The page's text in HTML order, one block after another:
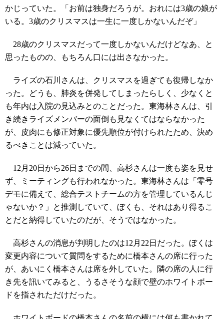
かじっていた。「お前は独身だろうが。おれには3歳の娘が
いる。3歳のクリスマスは一生に一度しかないんだぞ」
28歳のクリスマスだって一度しかないんだけどなあ、と
思ったものの、もちろん口には出さなかった。
ライズの石川さんは、クリスマスを過ぎても復帰しなか
った。どうも、肺炎を併発してしまったらしく、少なくと
も年内は入院の見込みとのことだった。東海林さんは、引
き続きライズメンバーの面倒も見なくてはならなかった
が、皮肉にも修正対象に優先順位が付けられたため、決め
るべきことは減っていた。
12月20日から26日までの間、高杉さんは一度も姿を見せ
ず、ミーティングも行われなかった。東海林さんは「零号
デモに備えて、総合テストチームの方を管理しているんじ
ゃないか？」と推測していて、ぼくも、それはあり得るこ
とだと納得していたのだが、そうではなかった。
高杉さんの消息が判明したのは12月22日だった。ぼくは
変更内容について質問をするために橋本さんの席に行った
が、あいにく橋本さんは席を外していた。隣の席の人に行
き先を訊いてみると、うるさそうな顔で壁のホワイトボー
ドを指されただけだった。